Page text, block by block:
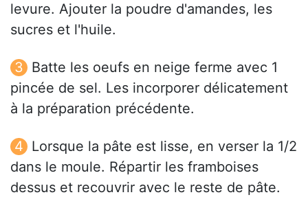
levure. Ajouter la poudre d'amandes, les
sucres et l'huile.
Batte les oeufs en neige ferme avec 1
pincée de sel. Les incorporer délicatement
à la préparation précédente.
Lorsque la pâte est lisse, en verser la 1/2
dans le moule. Répartir les framboises
dessus et recouvrir avec le reste de pâte.